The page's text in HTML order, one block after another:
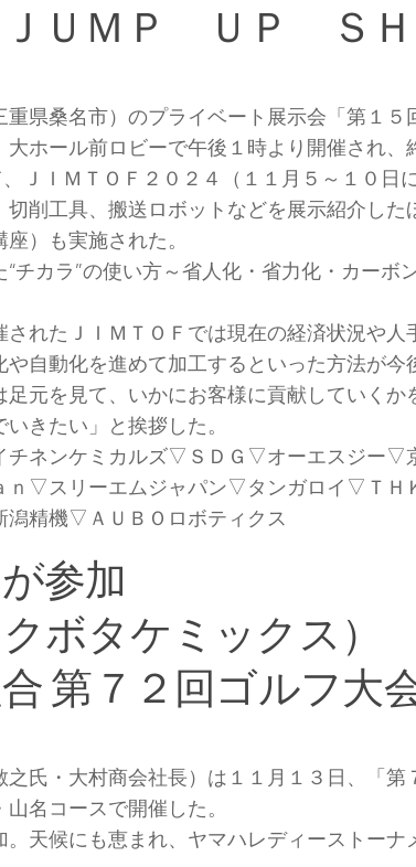
ＵＭＰ ＵＰ ＳＨ
重県桑名市）のプライベート展示会「第
ホール前ロビーで午後１時より開催され、
ＪＩＭＴＯＦ２０２４（１１月５～１０日
削工具、搬送ロボットなどを展示紹介し
）も実施された。
カラ”の使い方～省人化・省力化・カー
れたＪＩＭＴＯＦでは現在の経済状況や
自動化を進めて加工するといった方法が
元を見て、いかにお客様に貢献していく
きたい」と挨拶した。
ネンケミカルズ▽ＳＤＧ▽オーエスジー▽
ｎ▽スリーエムジャパン▽タンガロイ▽Ｔ
精機▽ＡＵＢＯロボティクス
参加
ボタケミックス）
第７２回ゴルフ大
氏・大村商会社長）は１１月１３日、「
名コースで開催した。
天候にも恵まれ、ヤマハレディーストー